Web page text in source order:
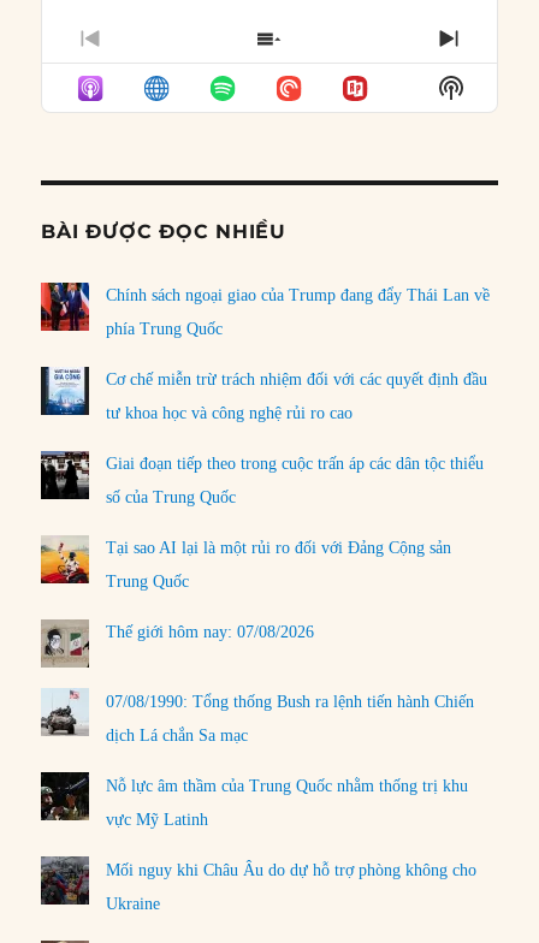
PREVIOUS
EPISODE
SHOW
EPISODES
LIST
NEXT
Show
Podcast
BÀI ĐƯỢC ĐỌC NHIỀU
Chính sách ngoại giao của Trump đang đẩy Thái Lan về
phía Trung Quốc
Cơ chế miễn trừ trách nhiệm đối với các quyết định đầu
tư khoa học và công nghệ rủi ro cao
Giai đoạn tiếp theo trong cuộc trấn áp các dân tộc thiểu
số của Trung Quốc
Tại sao AI lại là một rủi ro đối với Đảng Cộng sản
Trung Quốc
Thế giới hôm nay: 07/08/2026
07/08/1990: Tổng thống Bush ra lệnh tiến hành Chiến
dịch Lá chắn Sa mạc
Nỗ lực âm thầm của Trung Quốc nhằm thống trị khu
vực Mỹ Latinh
Mối nguy khi Châu Âu do dự hỗ trợ phòng không cho
Ukraine